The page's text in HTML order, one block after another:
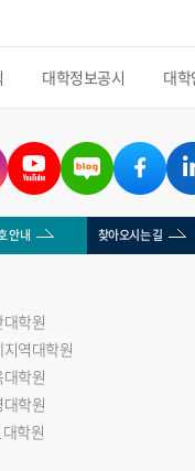
대학정보공시 대
안내 찾아오시는 길
대학원
지역대학원
대학원
대학원
대학원